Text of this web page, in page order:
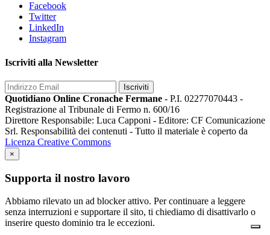
Facebook
Twitter
LinkedIn
Instagram
Iscriviti alla Newsletter
Iscriviti
Quotidiano Online Cronache Fermane - P.I. 02277070443 -
Registrazione al Tribunale di Fermo n. 600/16
Direttore Responsabile: Luca Capponi - Editore: CF Comunicazione
Srl. Responsabilità dei contenuti - Tutto il materiale è coperto da
Licenza Creative Commons
×
Supporta il nostro lavoro
Abbiamo rilevato un ad blocker attivo. Per continuare a leggere
senza interruzioni e supportare il sito, ti chiediamo di disattivarlo o
inserire questo dominio tra le eccezioni.